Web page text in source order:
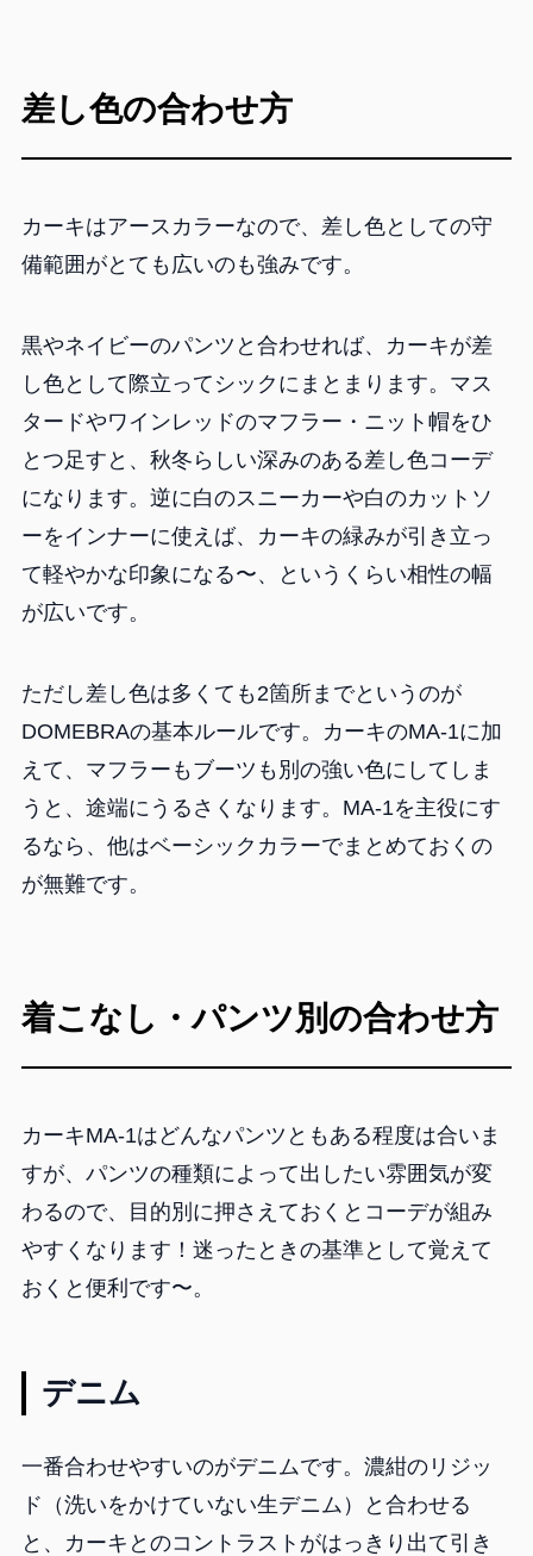
差し色の合わせ方
カーキはアースカラーなので、差し色としての守
備範囲がとても広いのも強みです。
黒やネイビーのパンツと合わせれば、カーキが差
し色として際立ってシックにまとまります。マス
タードやワインレッドのマフラー・ニット帽をひ
とつ足すと、秋冬らしい深みのある差し色コーデ
になります。逆に白のスニーカーや白のカットソ
ーをインナーに使えば、カーキの緑みが引き立っ
て軽やかな印象になる〜、というくらい相性の幅
が広いです。
ただし差し色は多くても2箇所までというのが
DOMEBRAの基本ルールです。カーキのMA-1に加
えて、マフラーもブーツも別の強い色にしてしま
うと、途端にうるさくなります。MA-1を主役にす
るなら、他はベーシックカラーでまとめておくの
が無難です。
着こなし・パンツ別の合わせ方
カーキMA-1はどんなパンツともある程度は合いま
すが、パンツの種類によって出したい雰囲気が変
わるので、目的別に押さえておくとコーデが組み
やすくなります！迷ったときの基準として覚えて
おくと便利です〜。
デニム
一番合わせやすいのがデニムです。濃紺のリジッ
ド（洗いをかけていない生デニム）と合わせる
と、カーキとのコントラストがはっきり出て引き